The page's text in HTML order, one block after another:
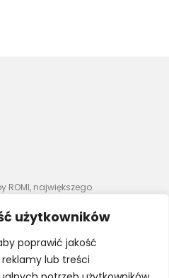
użytkowników
poprawić jakość
lub treści
ROMI, największego